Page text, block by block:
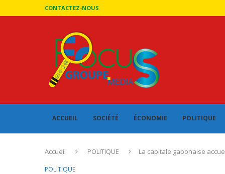
CONTACTEZ-NOUS
ACCUEIL SOCIÉTÉ ÉCONOMIE POLITIQUE
Accueil POLITIQUE La capitale gabonaise
POLITIQUE